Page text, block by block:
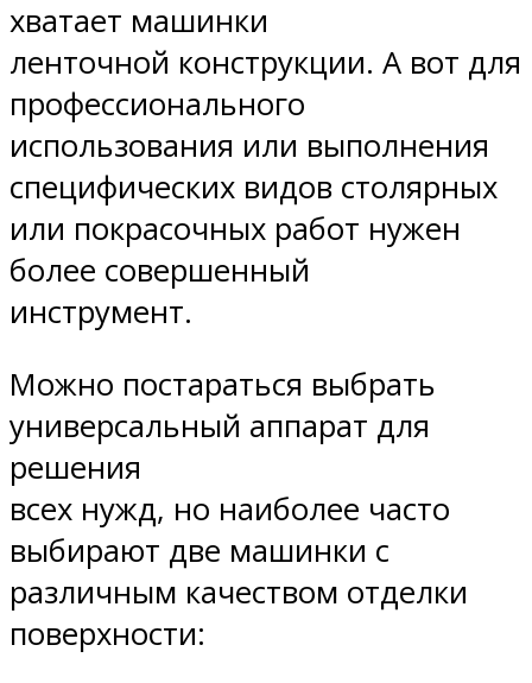
хватает машинки
ленточной конструкции. А вот для
профессионального
использования или выполнения
специфических видов столярных
или покрасочных работ нужен
более совершенный
инструмент.
Можно постараться выбрать
универсальный аппарат для
решения
всех нужд, но наиболее часто
выбирают две машинки с
различным качеством отделки
поверхности: